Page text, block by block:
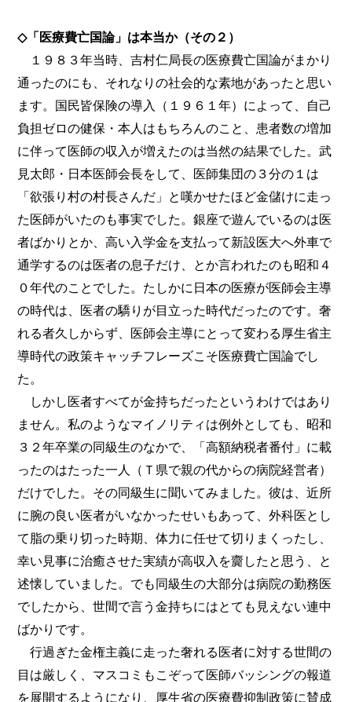
◇「医療費亡国論」は本当か（その２）
１９８３年当時、吉村仁局長の医療費亡国論がまかり
通ったのにも、それなりの社会的な素地があったと思い
ます。国民皆保険の導入（１９６１年）によって、自己
負担ゼロの健保・本人はもちろんのこと、患者数の増加
に伴って医師の収入が増えたのは当然の結果でした。武
見太郎・日本医師会長をして、医師集団の３分の１は
「欲張り村の村長さんだ」と嘆かせたほど金儲けに走っ
た医師がいたのも事実でした。銀座で遊んでいるのは医
者ばかりとか、高い入学金を支払って新設医大へ外車で
通学するのは医者の息子だけ、とか言われたのも昭和４
０年代のことでした。たしかに日本の医療が医師会主導
の時代は、医者の驕りが目立った時代だったのです。奢
れる者久しからず、医師会主導にとって変わる厚生省主
導時代の政策キャッチフレーズこそ医療費亡国論でし
た。
しかし医者すべてが金持ちだったというわけではあり
ません。私のようなマイノリティは例外としても、昭和
３２年卒業の同級生のなかで、「高額納税者番付」に載
ったのはたった一人（Ｔ県で親の代からの病院経営者）
だけでした。その同級生に聞いてみました。彼は、近所
に腕の良い医者がいなかったせいもあって、外科医とし
て脂の乗り切った時期、体力に任せて切りまくったし、
幸い見事に治癒させた実績が高収入を齎したと思う、と
述懐していました。でも同級生の大部分は病院の勤務医
でしたから、世間で言う金持ちにはとても見えない連中
ばかりです。
行過ぎた金権主義に走った奢れる医者に対する世間の
目は厳しく、マスコミもこぞって医師バッシングの報道
を展開するようになり、厚生省の医療費抑制政策に賛成